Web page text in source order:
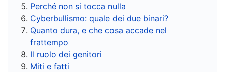
Perché non si tocca nulla
Cyberbullismo: quale dei due binari?
Quanto dura, e che cosa accade nel
frattempo
Il ruolo dei genitori
Miti e fatti